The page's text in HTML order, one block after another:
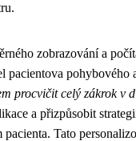
zobrazování a
pohybového
procvičit celý zákrok v
a přizpůsobit
Tato